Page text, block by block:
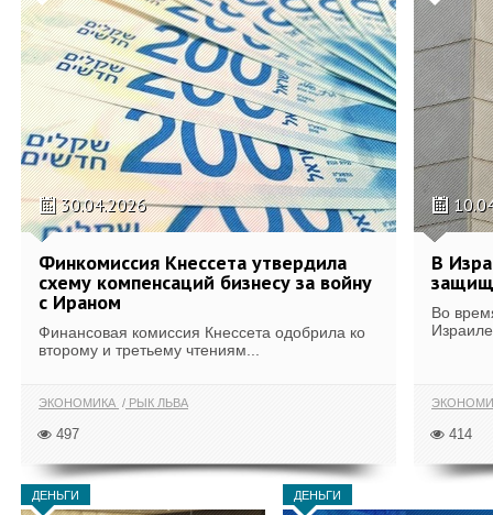
30.04.2026
Финкомиссия Кнессета утвердила
схему компенсаций бизнесу за войну
с Ираном
Финансовая комиссия Кнессета одобрила ко
второму и третьему чтениям...
ЭКОНОМИКА РЫК ЛЬВА
497
В
Во
414
ДЕНЬГИ ДЕНЬГИ